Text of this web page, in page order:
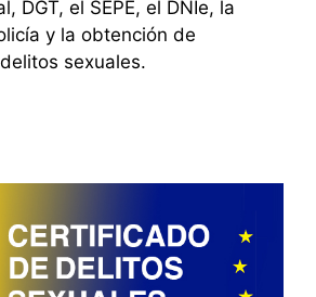
DGT, el SEPE, el DNIe, la
y la obtención de
sexuales.